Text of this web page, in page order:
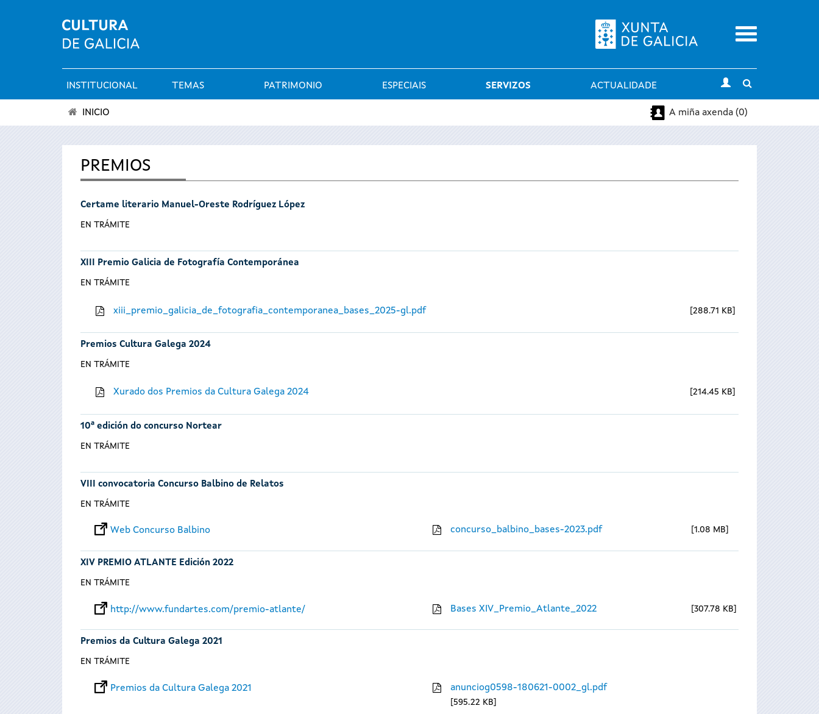
Menu
Menú
principal
INSTITUCIONAL TEMAS PATRIMONIO ESPECIAIS SERVIZOS ACTUALIDADE
search
está
INICIO A miña axenda (0)
PREMIOS
Certame literario Manuel-Oreste Rodríguez López
EN TRÁMITE
XIII Premio Galicia de Fotografía Contemporánea
EN TRÁMITE
xiii_premio_galicia_de_fotografia_contemporanea_bases_2025-gl.pdf 288.71 KB
Premios Cultura Galega 2024
EN TRÁMITE
Xurado dos Premios da Cultura Galega 2024 214.45 KB
10ª edición do concurso Nortear
EN TRÁMITE
VIII convocatoria Concurso Balbino de Relatos
EN TRÁMITE
Web Concurso Balbino concurso_balbino_bases-2023.pdf 1.08 MB
XIV PREMIO ATLANTE Edición 2022
EN TRÁMITE
http://www.fundartes.com/premio-atlante/ Bases XIV_Premio_Atlante_2022 307.78 KB
Premios da Cultura Galega 2021
EN TRÁMITE
Premios da Cultura Galega 2021 anunciog0598-180621-0002_gl.pdf
595.22 KB